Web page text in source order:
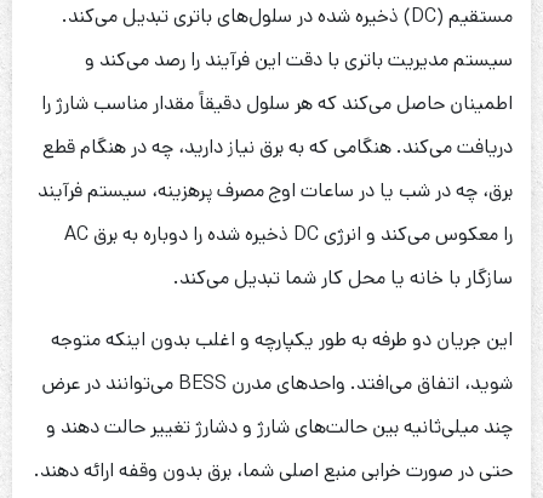
مستقیم (DC) ذخیره شده در سلول‌های باتری تبدیل می‌کند.
سیستم مدیریت باتری با دقت این فرآیند را رصد می‌کند و
اطمینان حاصل می‌کند که هر سلول دقیقاً مقدار مناسب شارژ را
دریافت می‌کند. هنگامی که به برق نیاز دارید، چه در هنگام قطع
برق، چه در شب یا در ساعات اوج مصرف پرهزینه، سیستم فرآیند
را معکوس می‌کند و انرژی DC ذخیره شده را دوباره به برق AC
سازگار با خانه یا محل کار شما تبدیل می‌کند.
این جریان دو طرفه به طور یکپارچه و اغلب بدون اینکه متوجه
شوید، اتفاق می‌افتد. واحدهای مدرن BESS می‌توانند در عرض
چند میلی‌ثانیه بین حالت‌های شارژ و دشارژ تغییر حالت دهند و
حتی در صورت خرابی منبع اصلی شما، برق بدون وقفه ارائه دهند.